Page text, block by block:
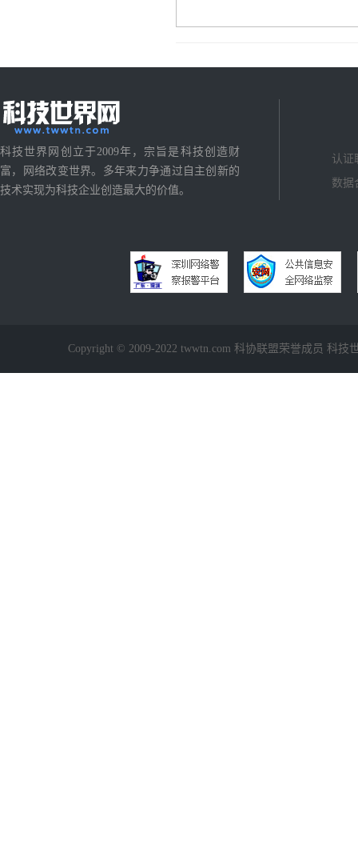
科技世界网创立于2009年，宗旨是科技创造财
富，网络改变世界。多年来力争通过自主创新的
技术实现为科技企业创造最大的价值。
认证
数据
Copyright © 2009-2022 twwtn.com 科协联盟荣誉成员 科